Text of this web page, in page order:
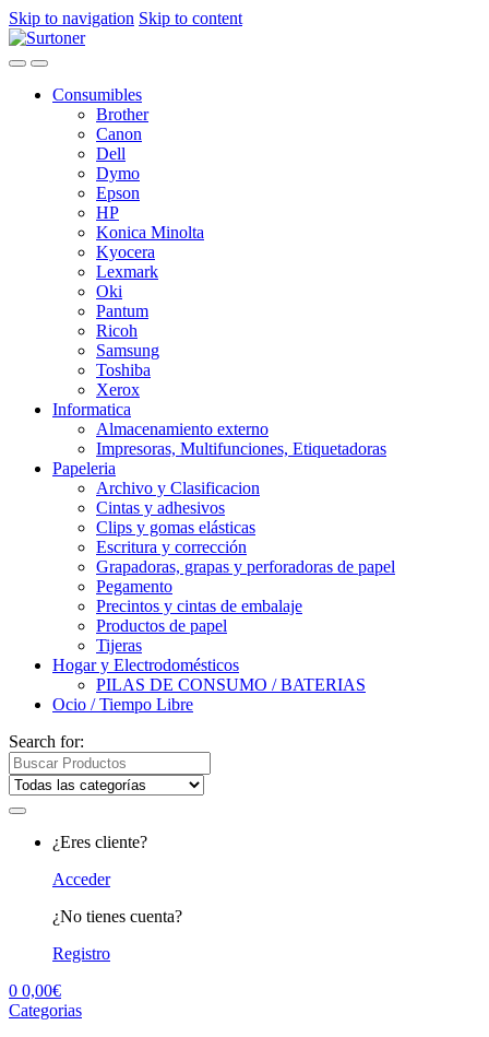
Skip to navigation Skip to content
Consumibles
Brother
Canon
Dell
Dymo
Epson
HP
Konica Minolta
Kyocera
Lexmark
Oki
Pantum
Ricoh
Samsung
Toshiba
Xerox
Informatica
Almacenamiento externo
Impresoras, Multifunciones, Etiquetadoras
Papeleria
Archivo y Clasificacion
Cintas y adhesivos
Clips y gomas elásticas
Escritura y corrección
Grapadoras, grapas y perforadoras de papel
Pegamento
Precintos y cintas de embalaje
Productos de papel
Tijeras
Hogar y Electrodomésticos
PILAS DE CONSUMO / BATERIAS
Ocio / Tiempo Libre
Search for:
¿Eres cliente?
Acceder
¿No tienes cuenta?
Registro
0 0,00€
Categorias